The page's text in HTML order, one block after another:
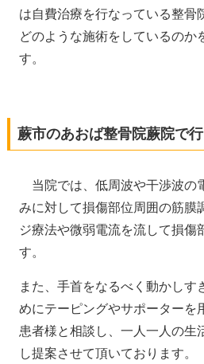
は自費治療を行なっている整骨
どのような施術をしているのか
す。
蕨市のあおば整骨院蕨院で
当院では、低周波や干渉波の
みに対して損傷部位周囲の筋膜
ジ療法や微弱電流を流して損傷
す。
また、手首をなるべく動かしす
めにテーピングやサポーターを
患者様と相談し、一人一人の生
し提案させて頂いております。